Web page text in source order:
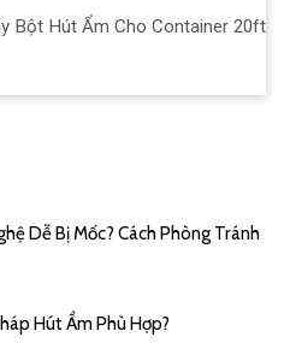
Bột Hút Ẩm Cho Container 20ft
Dễ Bị Mốc? Cách Phòng Tránh
Hút Ẩm Phù Hợp?